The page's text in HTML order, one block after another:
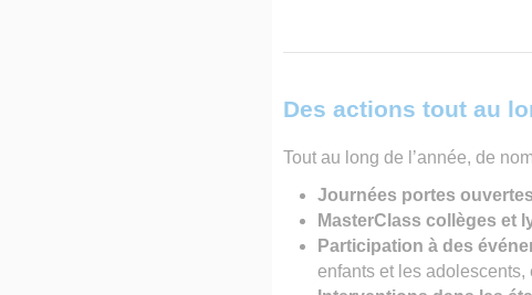
Des actions tout au
Tout au long de l’année, de
Journées portes ouvertes
MasterClass collèges et
Participation à des
enfants et les adolescents,